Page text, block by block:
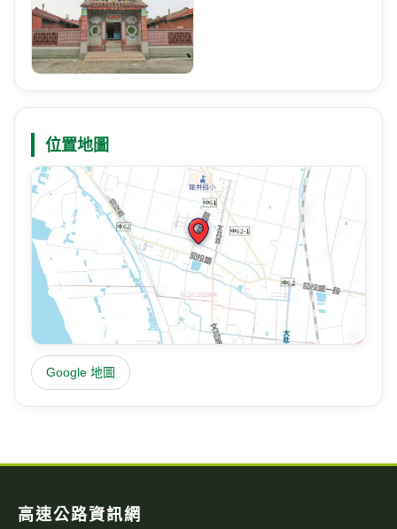
位置地圖
Google 地圖
高速公路資訊網